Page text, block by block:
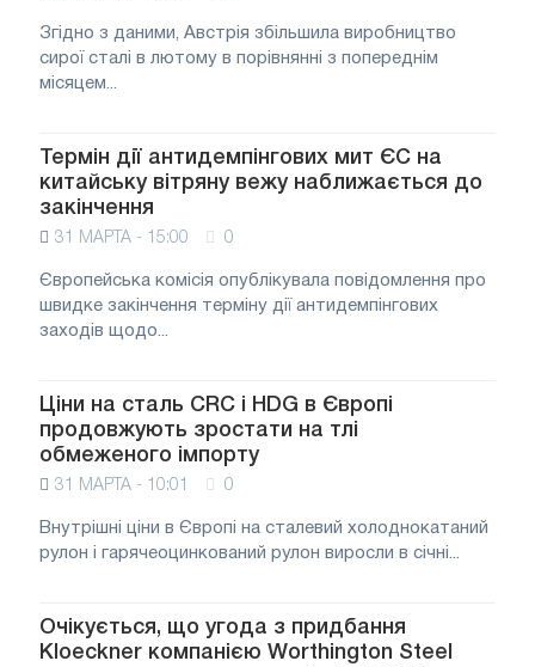
Згідно з даними, Австрія збільшила виробництво
сирої сталі в лютому в порівнянні з попереднім
місяцем...
Термін дії антидемпінгових мит ЄС на
китайську вітряну вежу наближається до
закінчення
31 МАРТА - 15:00 0
Європейська комісія опублікувала повідомлення про
швидке закінчення терміну дії антидемпінгових
заходів щодо...
Ціни на сталь CRC і HDG в Європі
продовжують зростати на тлі
обмеженого імпорту
31 МАРТА - 10:01 0
Внутрішні ціни в Європі на сталевий холоднокатаний
рулон і гарячеоцинкований рулон виросли в січні...
Очікується, що угода з придбання
Kloeckner компанією Worthington Steel